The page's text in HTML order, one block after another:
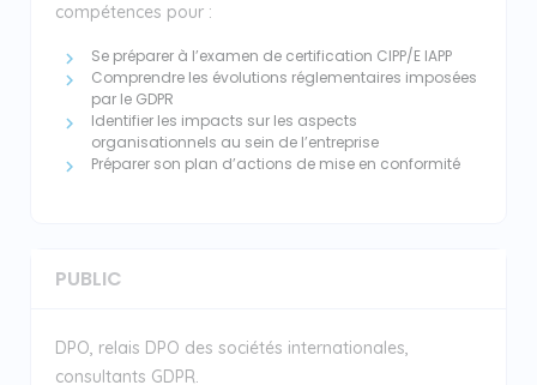
compétences pour :
Se préparer à l’examen de certification CIPP/E IAPP
Comprendre les évolutions réglementaires imposées
par le GDPR
Identifier les impacts sur les aspects
organisationnels au sein de l’entreprise
Préparer son plan d’actions de mise en conformité
PUBLIC
DPO, relais DPO des sociétés internationales,
consultants GDPR.